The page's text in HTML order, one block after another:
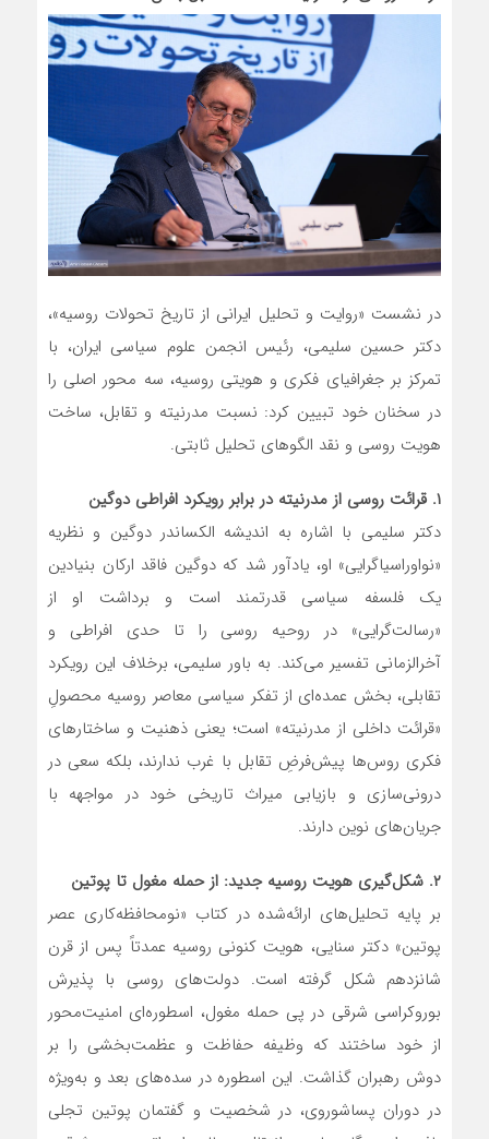
در نشست «روایت و تحلیل ایرانی از تاریخ تحولات روسیه»،
دکتر حسین سلیمی، رئیس انجمن علوم سیاسی ایران، با
تمرکز بر جغرافیای فکری و هویتی روسیه، سه محور اصلی را
در سخنان خود تبیین کرد: نسبت مدرنیته و تقابل، ساخت
هویت روسی و نقد الگوهای تحلیل ثابتی.
۱. قرائت روسی از مدرنیته در برابر رویکرد افراطی دوگین
دکتر سلیمی با اشاره به اندیشه الکساندر دوگین و نظریه
«نواوراسیاگرایی» او، یادآور شد که دوگین فاقد ارکان بنیادین
یک فلسفه سیاسی قدرتمند است و برداشت او از
«رسالت‌گرایی» در روحیه روسی را تا حدی افراطی و
آخرالزمانی تفسیر می‌کند. به باور سلیمی، برخلاف این رویکرد
تقابلی، بخش عمده‌ای از تفکر سیاسی معاصر روسیه محصولِ
«قرائت داخلی از مدرنیته» است؛ یعنی ذهنیت و ساختارهای
فکری روس‌ها پیش‌فرضِ تقابل با غرب ندارند، بلکه سعی در
درونی‌سازی و بازیابی میراث تاریخی خود در مواجهه با
جریان‌های نوین دارند.
۲. شکل‌گیری هویت روسیه جدید: از حمله مغول تا پوتین
بر پایه تحلیل‌های ارائه‌شده در کتاب «نومحافظه‌کاری عصر
پوتین» دکتر سنایی، هویت کنونی روسیه عمدتاً پس از قرن
شانزدهم شکل گرفته است. دولت‌های روسی با پذیرش
بوروکراسی شرقی در پی حمله مغول، اسطوره‌ای امنیت‌محور
از خود ساختند که وظیفه حفاظت و عظمت‌بخشی را بر
دوش رهبران گذاشت. این اسطوره در سده‌های بعد و به‌ویژه
در دوران پساشوروی، در شخصیت و گفتمان پوتین تجلی